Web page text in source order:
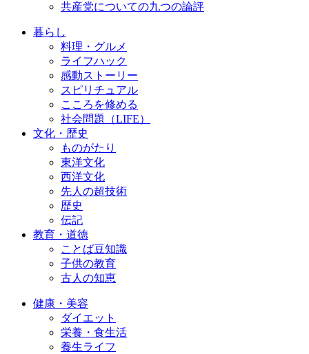
共産党についての九つの論評
暮らし
料理・グルメ
ライフハック
感動ストーリー
スピリチュアル
こころを修める
社会問題（LIFE）
文化・歴史
ものがたり
東洋文化
西洋文化
先人の超技術
歴史
伝記
教育・道徳
ことば豆知識
子供の教育
古人の知恵
健康・美容
ダイエット
栄養・食生活
養生ライフ